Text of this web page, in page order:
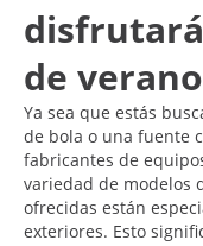
de
Ya sea que estás
de bola o una fuente
fabricantes de
variedad de modelos
ofrecidas están
exteriores. Esto